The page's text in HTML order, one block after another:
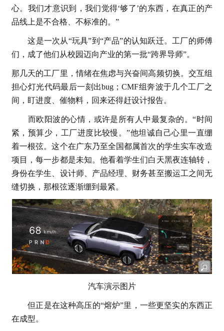
心。我们才意识到，我们觉得‘够了’的东西，在真正的产
品线上是不合格、不标准的。”
这是一次从“玩具”到“产品”的认知跃迁。工厂的师傅
们，成了他们从校园迈向产业的第一批“跨界导师”。
那几天的工厂里，情绪在焦虑与兴奋间高频切换。交互组
担心灯光代码最后一刻出bug；CMF组奔波于几个工厂之
间，盯进度、催物料，回来还得赶设计报告。
而欧阳波的心情，或许是所有人中最复杂的。“时间
紧，预算少，工厂进度比较慢。”他坦诚自己心里一直绷
着一根弦。这个在广东乃至全国都属首次的学生实车改造
项目，每一步都是未知。他看着学生们白天黑夜连轴转，
身份在学生、设计师、产品经理、财务甚至搬运工之间无
缝切换，那根弦逐渐绷到最紧。
汽车演示图片
但正是在这种高压的“熔炉”里，一些更坚实的东西正
在成型。